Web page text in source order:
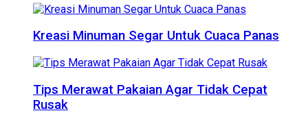
Kreasi Minuman Segar Untuk Cuaca Panas
Tips Merawat Pakaian Agar Tidak Cepat
Rusak